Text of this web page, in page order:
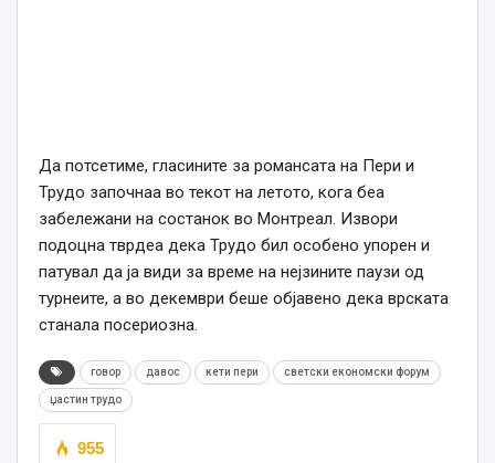
Да потсетиме, гласините за романсата на Пери и
Трудо започнаа во текот на летото, кога беа
забележани на состанок во Монтреал. Извори
подоцна тврдеа дека Трудо бил особено упорен и
патувал да ја види за време на нејзините паузи од
турнеите, а во декември беше објавено дека врската
станала посериозна.
говор давос кети пери светски економски форум
џастин трудо
955